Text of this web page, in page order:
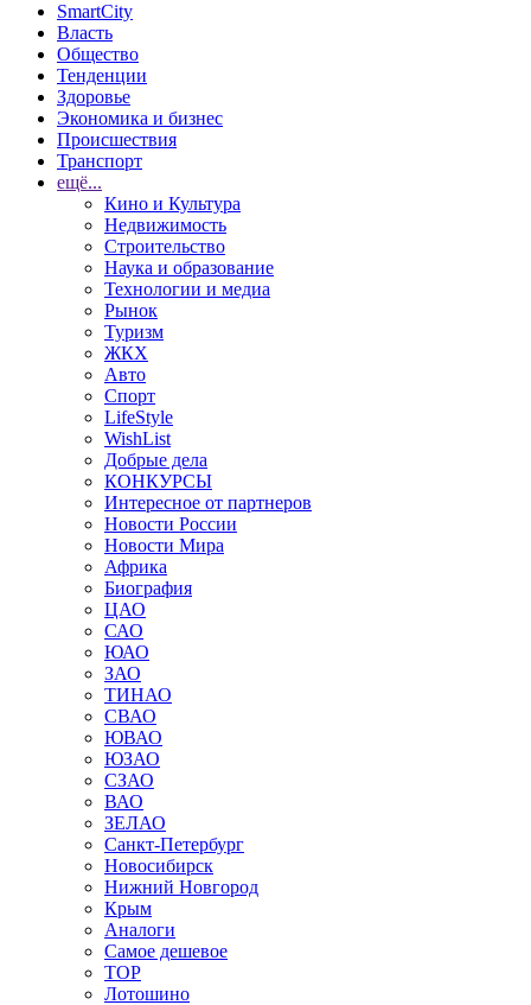
SmartCity
Власть
Общество
Тенденции
Здоровье
Экономика и бизнес
Происшествия
Транспорт
ещё...
Кино и Культура
Недвижимость
Строительство
Наука и образование
Технологии и медиа
Рынок
Туризм
ЖКХ
Авто
Спорт
LifeStyle
WishList
Добрые дела
КОНКУРСЫ
Интересное от партнеров
Новости России
Новости Мира
Африка
Биография
ЦАО
САО
ЮАО
ЗАО
ТИНАО
СВАО
ЮВАО
ЮЗАО
СЗАО
ВАО
ЗЕЛАО
Санкт-Петербург
Новосибирск
Нижний Новгород
Крым
Аналоги
Самое дешевое
TOP
Лотошино